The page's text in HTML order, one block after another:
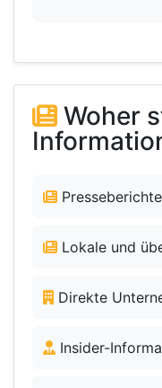
Woher
Lokale und
Direkte
Insider-